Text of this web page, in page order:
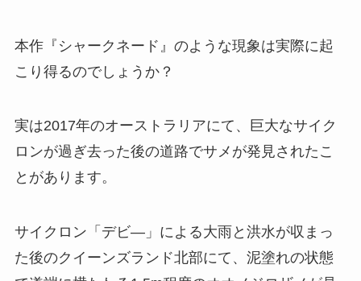
本作『シャークネード』のような現象は実際に起
こり得るのでしょうか？
実は2017年のオーストラリアにて、巨大なサイク
ロンが過ぎ去った後の道路でサメが発見されたこ
とがあります。
サイクロン「デビ―」による大雨と洪水が収まっ
た後のクイーンズランド北部にて、泥塗れの状態